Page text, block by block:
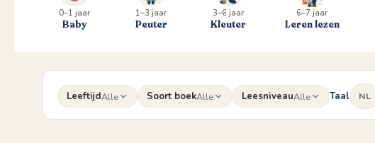
0–1 jaar
Baby
1–3 jaar
Peuter
3–6 jaar
Kleuter
6–7 jaar
Leren lezen
LeeftijdAlle Soort boekAlle LeesniveauAlle Taal NL